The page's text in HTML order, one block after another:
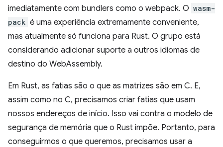
imediatamente com bundlers como o webpack. O wasm-
pack é uma experiência extremamente conveniente,
mas atualmente só funciona para Rust. O grupo está
considerando adicionar suporte a outros idiomas de
destino do WebAssembly.
Em Rust, as fatias são o que as matrizes são em C. E,
assim como no C, precisamos criar fatias que usam
nossos endereços de início. Isso vai contra o modelo de
segurança de memória que o Rust impõe. Portanto, para
conseguirmos o que queremos, precisamos usar a